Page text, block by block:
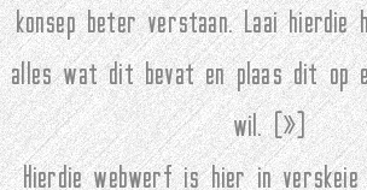
konsep beter verstaan. Laai hierdie
alles wat dit bevat en plaas dit op
wil. (»)
Hierdie webwerf is hier in verskeie